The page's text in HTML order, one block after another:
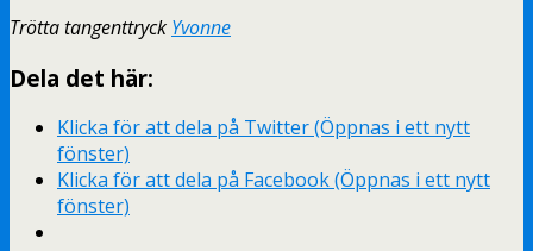
Trötta tangenttryck Yvonne
Dela det här:
Klicka för att dela på Twitter (Öppnas i ett nytt
fönster)
Klicka för att dela på Facebook (Öppnas i ett nytt
fönster)